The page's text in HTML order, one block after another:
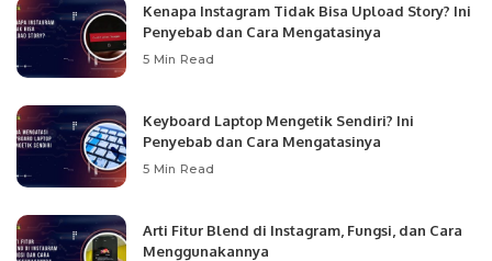
Kenapa Instagram Tidak Bisa Upload Story? Ini
Penyebab dan Cara Mengatasinya
5 Min Read
Keyboard Laptop Mengetik Sendiri? Ini
Penyebab dan Cara Mengatasinya
5 Min Read
Arti Fitur Blend di Instagram, Fungsi, dan Cara
Menggunakannya